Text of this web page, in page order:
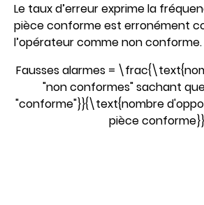
Le taux d’erreur exprime la
pièce conforme est erronément
l’opérateur comme non conforme.
Fausses alarmes =
"non conformes" sachant
"conforme"}}{\text{nombre
pièce conforme}}